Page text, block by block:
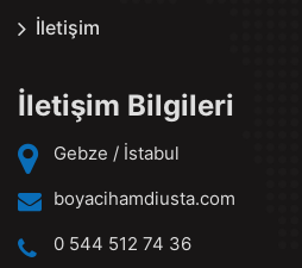
İletişim
İletişim Bilgileri
Gebze / İstabul
boyacihamdiusta.com
0 544 512 74 36